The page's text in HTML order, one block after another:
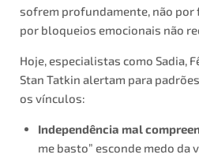
sofrem profundamente, não por
por bloqueios emocionais não
Hoje, especialistas como Sadia,
Stan Tatkin alertam para
os vínculos:
Independência mal
me basto” esconde medo da